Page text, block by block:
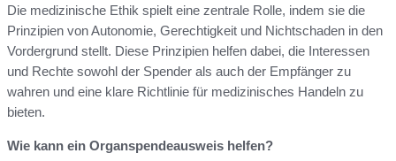
Die medizinische Ethik spielt eine zentrale Rolle, indem sie die
Prinzipien von Autonomie, Gerechtigkeit und Nichtschaden in den
Vordergrund stellt. Diese Prinzipien helfen dabei, die Interessen
und Rechte sowohl der Spender als auch der Empfänger zu
wahren und eine klare Richtlinie für medizinisches Handeln zu
bieten.
Wie kann ein Organspendeausweis helfen?